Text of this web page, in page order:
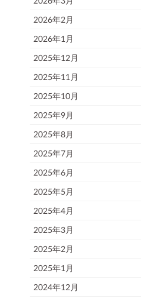
2026年2月
2026年1月
2025年12月
2025年11月
2025年10月
2025年9月
2025年8月
2025年7月
2025年6月
2025年5月
2025年4月
2025年3月
2025年2月
2025年1月
2024年12月